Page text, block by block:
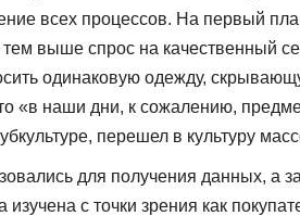
всех процессов. На первый
выше спрос на качественный
одинако­вую одежду,
«в наши дни, к сожалению,
пе­решел в культуру
для получения данных, а
с точки зрения как